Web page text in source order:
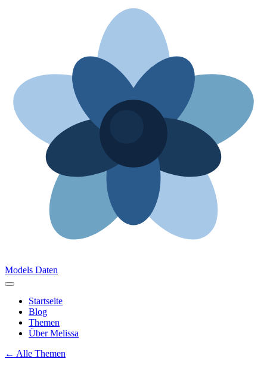
Models Daten
Startseite
Blog
Themen
Über Melissa
← Alle Themen